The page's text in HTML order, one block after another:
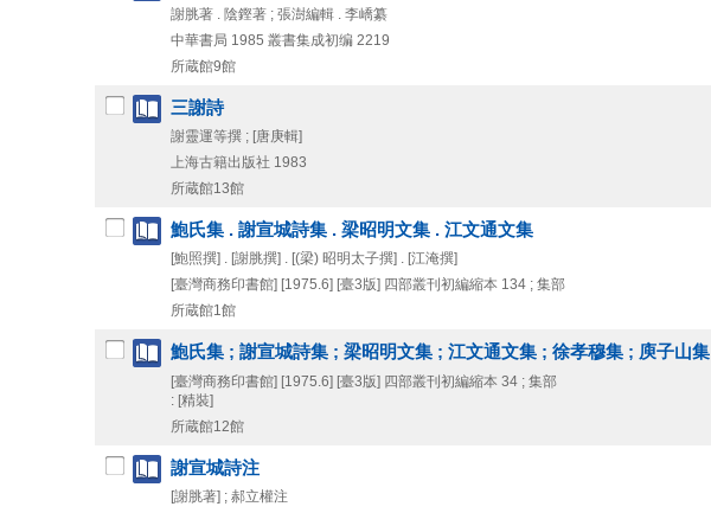
謝脁著 . 陰鏗著 ; 張澍編輯 . 李嶠纂
中華書局 1985 叢書集成初编 2219
所蔵館9館
三謝詩
謝靈運等撰 ; [唐庚輯]
上海古籍出版社 1983
所蔵館13館
鮑氏集 . 謝宣城詩集 . 梁昭明文集 . 江文通文集
[鮑照撰] . [謝脁撰] . [(梁) 昭明太子撰] . [江淹撰]
[臺灣商務印書館] [1975.6] [臺3版] 四部叢刊初編縮本 134 ; 集部
所蔵館1館
鮑氏集 ; 謝宣城詩集 ; 梁昭明文集 ; 江文通文集 ; 徐孝穆集 ; 庾子山集
[臺灣商務印書館] [1975.6] [臺3版] 四部叢刊初編縮本 34 ; 集部
: [精裝]
所蔵館12館
謝宣城詩注
[謝脁著] ; 郝立權注